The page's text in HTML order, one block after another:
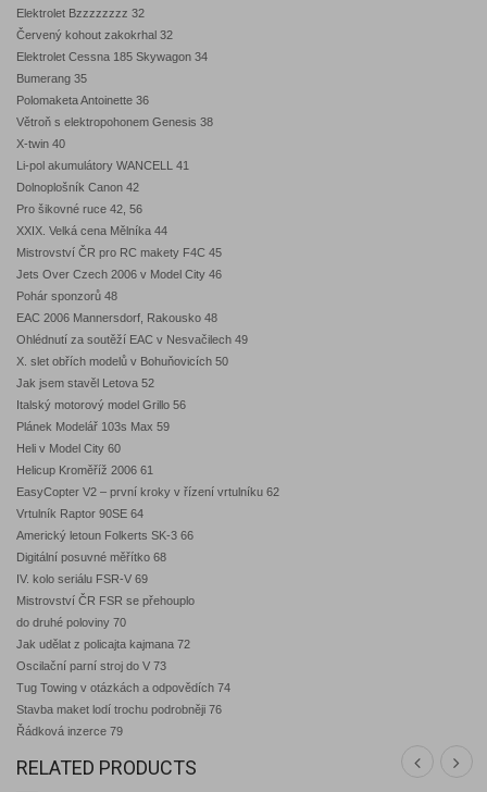
Elektrolet Bzzzzzzzz 32
Červený kohout zakokrhal 32
Elektrolet Cessna 185 Skywagon 34
Bumerang 35
Polomaketa Antoinette 36
Větroň s elektropohonem Genesis 38
X-twin 40
Li-pol akumulátory WANCELL 41
Dolnoplošník Canon 42
Pro šikovné ruce 42, 56
XXIX. Velká cena Mělníka 44
Mistrovství ČR pro RC makety F4C 45
Jets Over Czech 2006 v Model City 46
Pohár sponzorů 48
EAC 2006 Mannersdorf, Rakousko 48
Ohlédnutí za soutěží EAC v Nesvačilech 49
X. slet obřích modelů v Bohuňovicích 50
Jak jsem stavěl Letova 52
Italský motorový model Grillo 56
Plánek Modelář 103s Max 59
Heli v Model City 60
Helicup Kroměříž 2006 61
EasyCopter V2 – první kroky v řízení vrtulníku 62
Vrtulník Raptor 90SE 64
Americký letoun Folkerts SK-3 66
Digitální posuvné měřítko 68
IV. kolo seriálu FSR-V 69
Mistrovství ČR FSR se přehouplo
do druhé poloviny 70
Jak udělat z policajta kajmana 72
Oscilační parní stroj do V 73
Tug Towing v otázkách a odpovědích 74
Stavba maket lodí trochu podrobněji 76
Řádková inzerce 79
RELATED PRODUCTS